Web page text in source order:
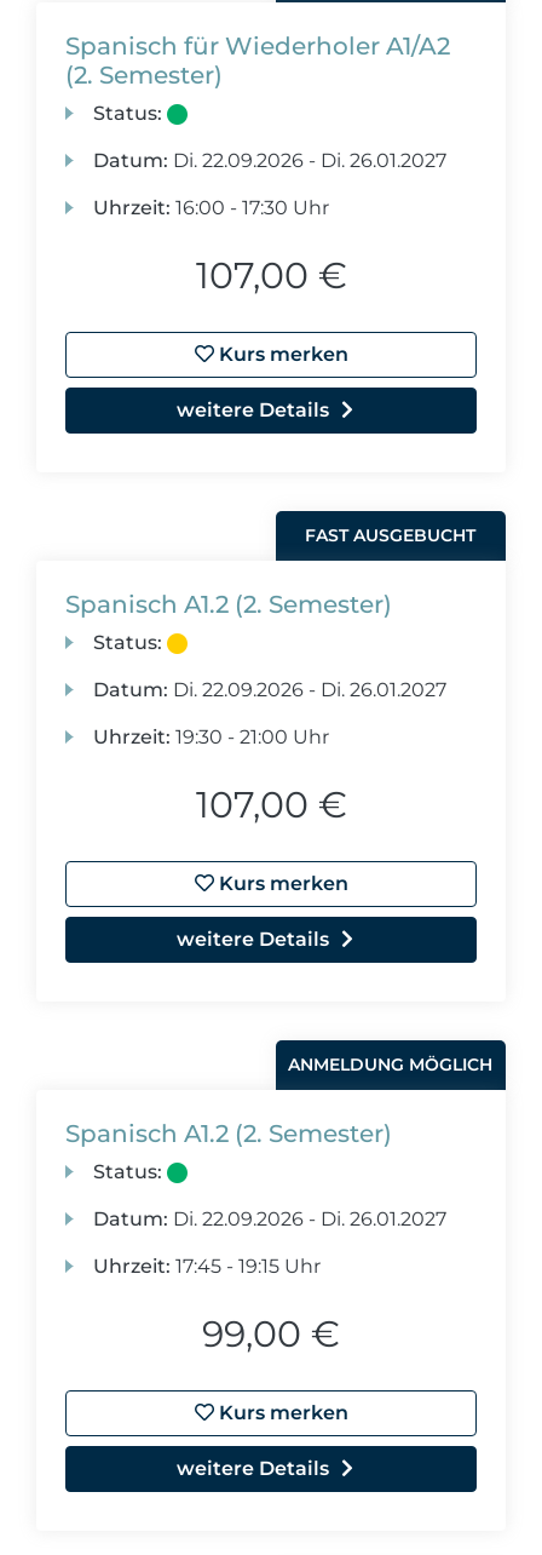
Spanisch für Wiederholer A1/A2
(2. Semester)
Status:
Datum: Di. 22.09.2026 - Di. 26.01.2027
Uhrzeit: 16:00 - 17:30 Uhr
107,00 €
Kurs merken
weitere Details
FAST AUSGEBUCHT
Spanisch A1.2 (2. Semester)
Status:
Datum: Di. 22.09.2026 - Di. 26.01.2027
Uhrzeit: 19:30 - 21:00 Uhr
107,00 €
Kurs merken
weitere Details
ANMELDUNG MÖGLICH
Spanisch A1.2 (2. Semester)
Status:
Datum: Di. 22.09.2026 - Di. 26.01.2027
Uhrzeit: 17:45 - 19:15 Uhr
99,00 €
Kurs merken
weitere Details